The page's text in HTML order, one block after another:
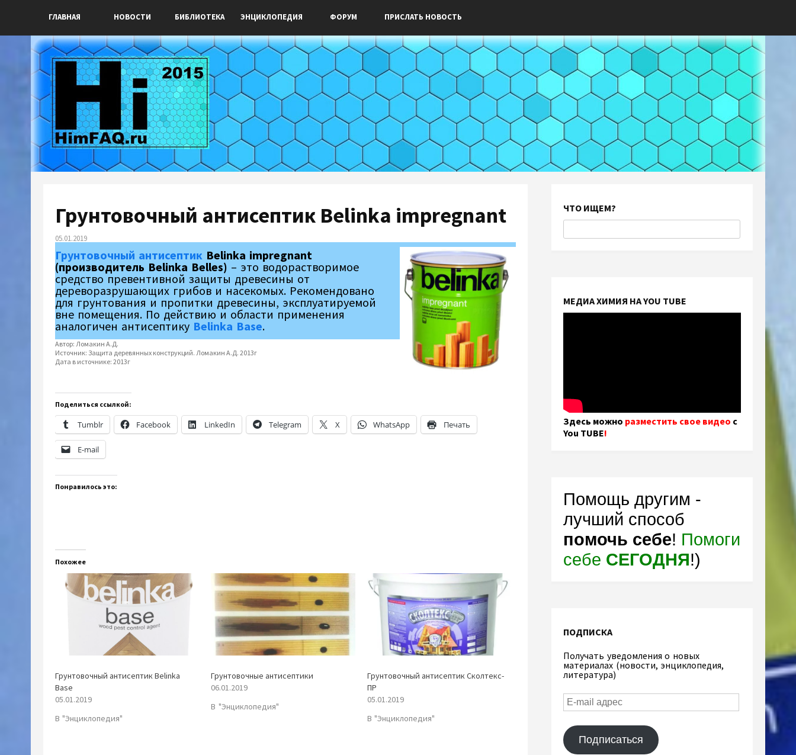
ГЛАВНАЯ НОВОСТИ БИБЛИОТЕКА ЭНЦИКЛОПЕДИЯ ФОРУМ ПРИСЛАТЬ НОВОСТЬ
Грунтовочный антисептик Belinka impregnant
05.01.2019
Грунтовочный антисептик Belinka impregnant
(производитель Belinka Belles) – это водорастворимое
средство превентивной защиты древесины от
дереворазрушающих грибов и насекомых. Рекомендовано
для грунтования и пропитки древесины, эксплуатируемой
вне помещения. По действию и области применения
аналогичен антисептику Belinka Base.
Автор: Ломакин А.Д.
Источник: Защита деревянных конструкций. Ломакин А.Д. 2013г
Дата в источнике: 2013г
Поделиться ссылкой:
Tumblr Facebook LinkedIn Telegram X WhatsApp Печать
E-mail
Понравилось это:
Похожее
Грунтовочный антисептик Belinka
Base
05.01.2019
В "Энциклопедия"
Грунтовочные антисептики
06.01.2019
В "Энциклопедия"
Грунтовочный антисептик Сколтекс-
ПР
05.01.2019
В "Энциклопедия"
ЧТО ИЩЕМ?
МЕДИА ХИМИЯ НА YOU TUBE
Здесь можно разместить свое видео с
You TUBE!
Помощь другим -
лучший способ
помочь себе! Помоги
себе СЕГОДНЯ!)
ПОДПИСКА
Получать уведомления о новых
материалах (новости, энциклопедия,
литература)
Подписаться